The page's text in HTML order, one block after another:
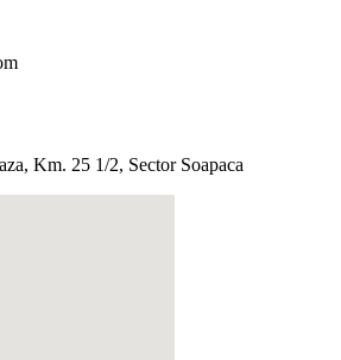
Km. 25 1/2, Sector Soapaca